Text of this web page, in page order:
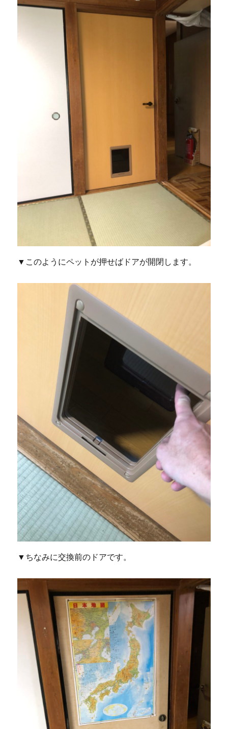
▼このようにペットが押せばドアが開閉します。
▼ちなみに交換前のドアです。